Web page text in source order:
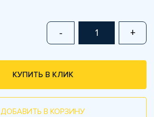
- +
КУПИТЬ В КЛИК
ДОБАВИТЬ В КОРЗИНУ